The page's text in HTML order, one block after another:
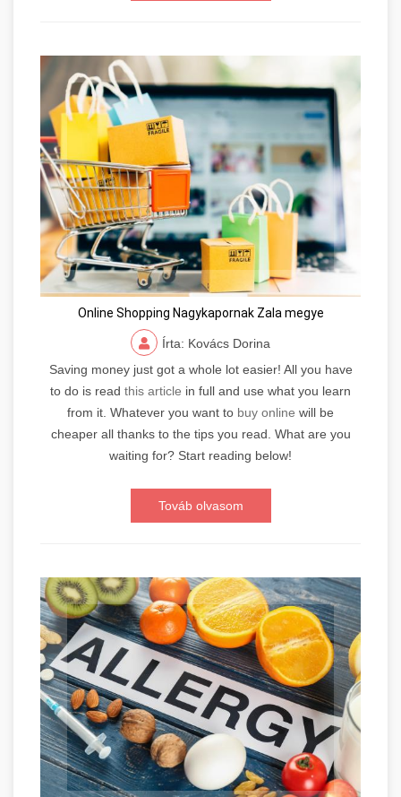
Online Shopping Nagykapornak Zala megye
Írta: Kovács Dorina
Saving money just got a whole lot easier! All you have
to do is read this article in full and use what you learn
from it. Whatever you want to buy online will be
cheaper all thanks to the tips you read. What are you
waiting for? Start reading below!
Továb olvasom